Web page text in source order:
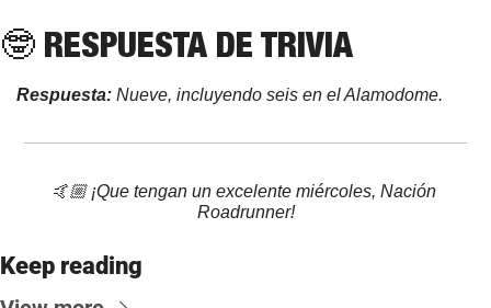
🤓 RESPUESTA DE TRIVIA
Respuesta: Nueve, incluyendo seis en el Alamodome.
🤙🏼 ¡Que tengan un excelente miércoles, Nación
Roadrunner!
Keep reading